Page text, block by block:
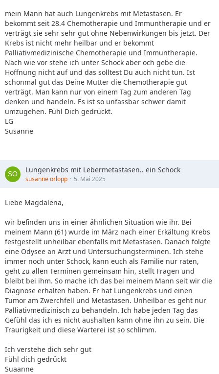
mein Mann hat auch Lungenkrebs mit Metastasen. Er
bekommt seit 28.4 Chemotherapie und Immuntherapie und er
verträgt sie sehr sehr gut ohne Nebenwirkungen bis jetzt. Der
Krebs ist nicht mehr heilbar und er bekommt
Palliativmedizinische Chemotherapie und Immuntherapie.
Nach wie vor stehe ich unter Schock aber och gebe die
Hoffnung nicht auf und das solltest Du auch nicht tun. Ist
schonmal gut das Deine Mutter die Chemotherapie gut
verträgt. Man kann nur von einem Tag zum anderen Tag
denken und handeln. Es ist so unfassbar schwer damit
umzugehen. Fühl Dich gedrückt.
LG
Susanne
Lungenkrebs mit Lebermetastasen.. ein Schock
susanne orlopp 5. Mai 2025
Liebe Magdalena,
wir befinden uns in einer ähnlichen Situation wie ihr. Bei
meinem Mann (61) wurde im März nach einer Erkältung Krebs
festgestellt unheilbar ebenfalls mit Metastasen. Danach folgte
eine Odysee an Arzt und Untersuchungsterminen. Ich stehe
immer noch unter Schock, kann euch als Familie nur raten,
geht zu allen Terminen gemeinsam hin, stellt Fragen und
bleibt bei ihm. So mache ich das bei meinem Mann seit wir die
Diagnose erhalten haben. Er hat Lungenkrebs und einen
Tumor am Zwerchfell und Metastasen. Unheilbar es geht nur
Palliativmedizinisch zu behandeln. Ich habe jeden Tag das
Gefühl das ich es nicht aushalten kann ohne ihn zu sein. Die
Traurigkeit und diese Warterei ist so schlimm.
Ich verstehe dich sehr gut
Fühl dich gedrückt
Suaanne